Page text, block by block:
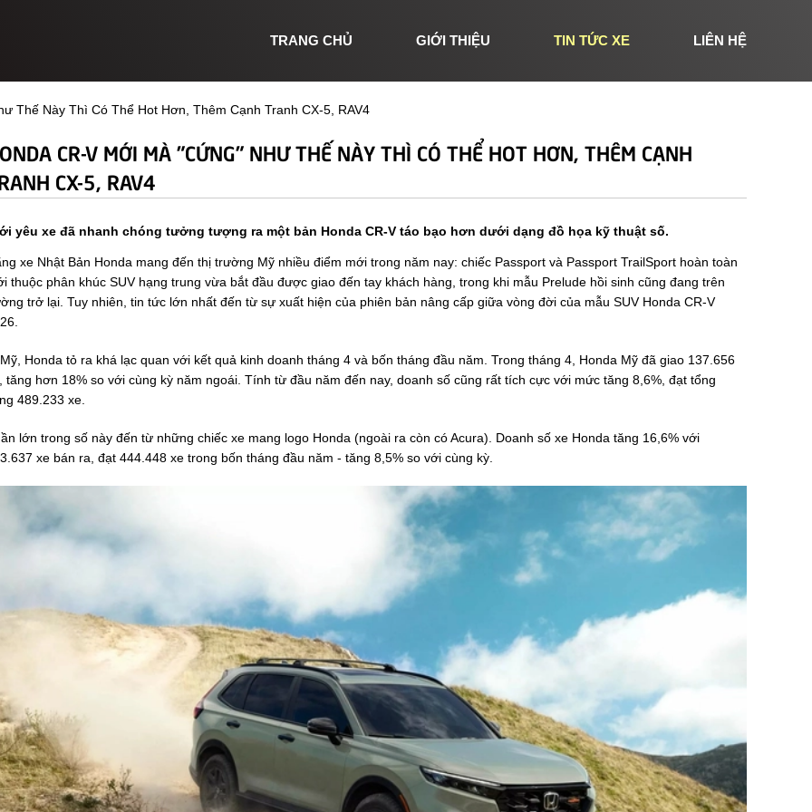
TRANG CHỦ GIỚI THIỆU TIN TỨC XE LIÊN HỆ
Thế Này Thì Có Thể Hot Hơn, Thêm Cạnh Tranh CX-5, RAV4
CR-V MỚI MÀ "CỨNG" NHƯ THẾ NÀY THÌ CÓ THỂ HOT HƠN, THÊM CẠNH
CX-5, RAV4
yêu xe đã nhanh chóng tưởng tượng ra một bản Honda CR-V táo bạo hơn dưới dạng đồ họa kỹ thuật số.
xe Nhật Bản Honda mang đến thị trường Mỹ nhiều điểm mới trong năm nay: chiếc Passport và Passport TrailSport hoàn toàn
thuộc phân khúc SUV hạng trung vừa bắt đầu được giao đến tay khách hàng, trong khi mẫu Prelude hồi sinh cũng đang trên
trở lại. Tuy nhiên, tin tức lớn nhất đến từ sự xuất hiện của phiên bản nâng cấp giữa vòng đời của mẫu SUV Honda CR-V
Honda tỏ ra khá lạc quan với kết quả kinh doanh tháng 4 và bốn tháng đầu năm. Trong tháng 4, Honda Mỹ đã giao 137.656
tăng hơn 18% so với cùng kỳ năm ngoái. Tính từ đầu năm đến nay, doanh số cũng rất tích cực với mức tăng 8,6%, đạt tổng
489.233 xe.
lớn trong số này đến từ những chiếc xe mang logo Honda (ngoài ra còn có Acura). Doanh số xe Honda tăng 16,6% với
xe bán ra, đạt 444.448 xe trong bốn tháng đầu năm - tăng 8,5% so với cùng kỳ.